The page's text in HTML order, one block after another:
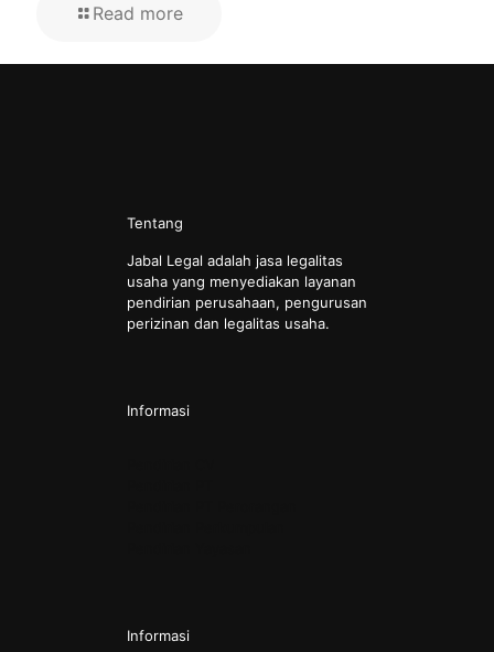
Read more
Tentang
Jabal Legal adalah jasa legalitas
usaha yang menyediakan layanan
pendirian perusahaan, pengurusan
perizinan dan legalitas usaha.
Informasi
Informasi